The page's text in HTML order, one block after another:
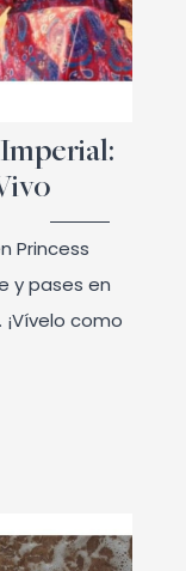
Princess
y pases en
¡Vívelo como